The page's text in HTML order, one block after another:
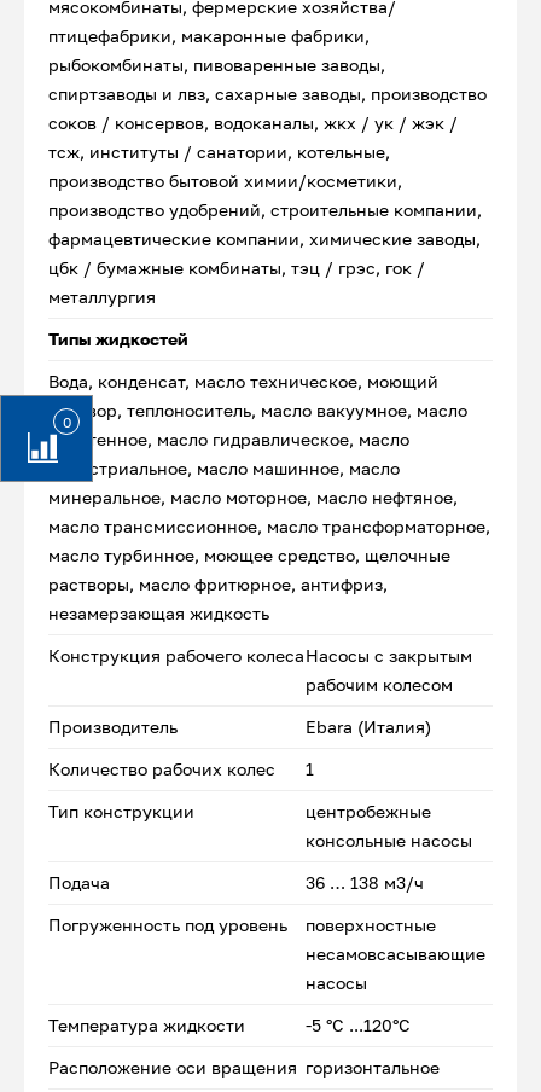
0
мясокомбинаты, фермерские хозяйства/
птицефабрики, макаронные фабрики,
рыбокомбинаты, пивоваренные заводы,
спиртзаводы и лвз, сахарные заводы, производство
соков / консервов, водоканалы, жкх / ук / жэк /
тсж, институты / санатории, котельные,
производство бытовой химии/косметики,
производство удобрений, строительные компании,
фармацевтические компании, химические заводы,
цбк / бумажные комбинаты, тэц / грэс, гок /
металлургия
Типы жидкостей
Вода, конденсат, масло техническое, моющий
раствор, теплоноситель, масло вакуумное, масло
веретенное, масло гидравлическое, масло
индустриальное, масло машинное, масло
минеральное, масло моторное, масло нефтяное,
масло трансмиссионное, масло трансформаторное,
масло турбинное, моющее средство, щелочные
растворы, масло фритюрное, антифриз,
незамерзающая жидкость
Конструкция рабочего колесаНасосы с закрытым
рабочим колесом
Производитель Ebara (Италия)
Количество рабочих колес 1
Тип конструкции
центробежные
консольные насосы
Подача 36 … 138 м3/ч
Погруженность под уровень
поверхностные
несамовсасывающие
насосы
Температура жидкости -5 °C ...120°C
Расположение оси вращения горизонтальное